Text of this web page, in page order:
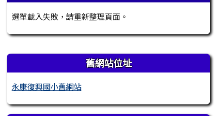
選單載入失敗，請重新整理頁面。
右邊區域內容 舊網站位址
永康復興國小舊網站